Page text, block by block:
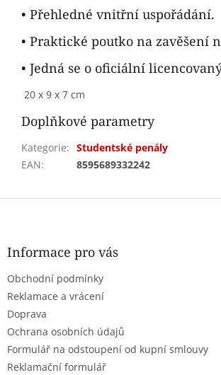
• Přehledné vnitřní uspořádání.
• Praktické poutko na zavěšení
• Jedná se o oficiální
20 x 9 x 7 cm
Doplňkové parametry
Kategorie: Studentské penály
EAN: 8595689332242
Z
Informace pro vás
Obchodní podmínky
Reklamace a vrácení
Doprava
Ochrana osobních údajů
Formulář na odstoupení od kupní smlouvy
Reklamační formulář